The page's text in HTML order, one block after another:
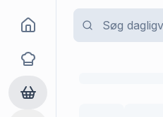
Goma
Opskrifter
Dagligvarer